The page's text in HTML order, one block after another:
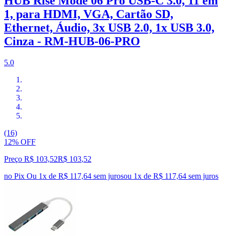
1, para HDMI, VGA, Cartão SD,
Ethernet, Áudio, 3x USB 2.0, 1x USB 3.0,
Cinza - RM-HUB-06-PRO
5.0
(16)
12% OFF
Preço R$ 103,52R$ 103,52
no Pix Ou 1x de R$ 117,64 sem jurosou 1x de R$ 117,64 sem juros